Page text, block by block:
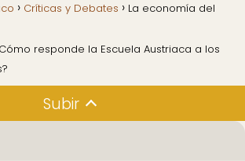
Críticas y Debates La economía del
responde la Escuela Austriaca a los
Subir